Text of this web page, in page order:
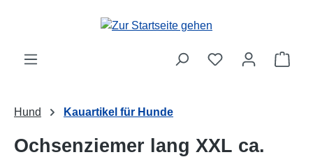
Zum Hauptinhalt springen
Hund Kauartikel für Hunde
Ochsenziemer lang XXL ca.